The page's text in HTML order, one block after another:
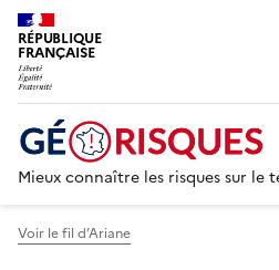
RÉPUBLIQUE
FRANÇAISE
Mieux connaître les risques sur le
Voir le fil d’Ariane